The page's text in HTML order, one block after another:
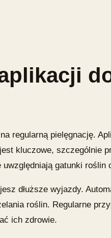
regularną pielęgnację.
kluczowe, szczególnie
gatunki roślin
dłuższe wyjazdy.
roślin. Regularne
ich zdrowie.